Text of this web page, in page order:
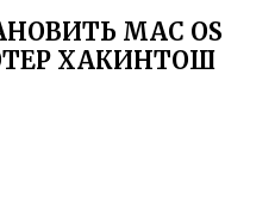
MAC OS
ХАКИНТОШ